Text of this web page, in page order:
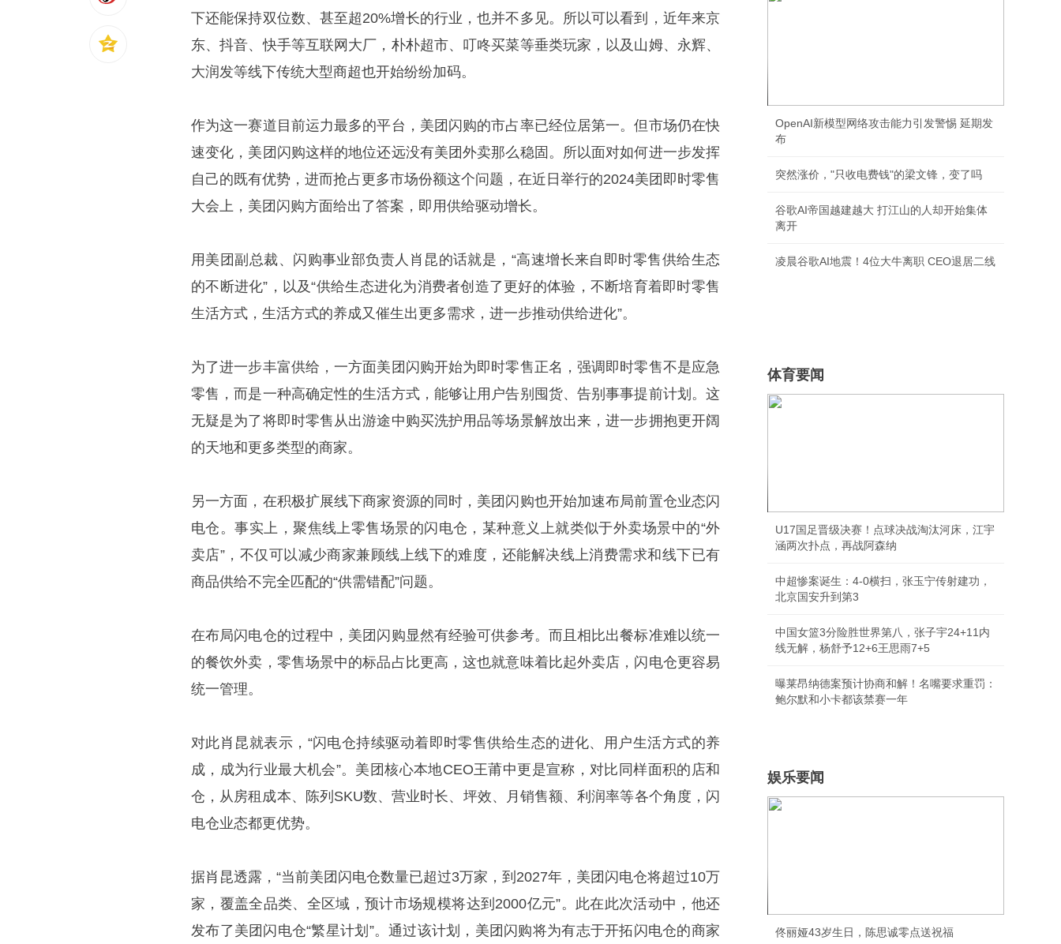
下还能保持双位数、甚至超20%增长的行业，也并不多见。所以可以看到，近年来京
东、抖音、快手等互联网大厂，朴朴超市、叮咚买菜等垂类玩家，以及山姆、永辉、
大润发等线下传统大型商超也开始纷纷加码。
作为这一赛道目前运力最多的平台，美团闪购的市占率已经位居第一。但市场仍在快
速变化，美团闪购这样的地位还远没有美团外卖那么稳固。所以面对如何进一步发挥
自己的既有优势，进而抢占更多市场份额这个问题，在近日举行的2024美团即时零售
大会上，美团闪购方面给出了答案，即用供给驱动增长。
用美团副总裁、闪购事业部负责人肖昆的话就是，“高速增长来自即时零售供给生态
的不断进化”，以及“供给生态进化为消费者创造了更好的体验，不断培育着即时零售
生活方式，生活方式的养成又催生出更多需求，进一步推动供给进化”。
为了进一步丰富供给，一方面美团闪购开始为即时零售正名，强调即时零售不是应急
零售，而是一种高确定性的生活方式，能够让用户告别囤货、告别事事提前计划。这
无疑是为了将即时零售从出游途中购买洗护用品等场景解放出来，进一步拥抱更开阔
的天地和更多类型的商家。
另一方面，在积极扩展线下商家资源的同时，美团闪购也开始加速布局前置仓业态闪
电仓。事实上，聚焦线上零售场景的闪电仓，某种意义上就类似于外卖场景中的“外
卖店”，不仅可以减少商家兼顾线上线下的难度，还能解决线上消费需求和线下已有
商品供给不完全匹配的“供需错配”问题。
在布局闪电仓的过程中，美团闪购显然有经验可供参考。而且相比出餐标准难以统一
的餐饮外卖，零售场景中的标品占比更高，这也就意味着比起外卖店，闪电仓更容易
统一管理。
对此肖昆就表示，“闪电仓持续驱动着即时零售供给生态的进化、用户生活方式的养
成，成为行业最大机会”。美团核心本地CEO王莆中更是宣称，对比同样面积的店和
仓，从房租成本、陈列SKU数、营业时长、坪效、月销售额、利润率等各个角度，闪
电仓业态都更优势。
据肖昆透露，“当前美团闪电仓数量已超过3万家，到2027年，美团闪电仓将超过10万
家，覆盖全品类、全区域，预计市场规模将达到2000亿元”。此在此次活动中，他还
发布了美团闪电仓“繁星计划”。通过该计划，美团闪购将为有志于开拓闪电仓的商家
OpenAI新模型网络攻击能力引发警惕 延期发
布
突然涨价，"只收电费钱"的梁文锋，变了吗
谷歌AI帝国越建越大 打江山的人却开始集体
离开
凌晨谷歌AI地震！4位大牛离职 CEO退居二线
体育要闻
U17国足晋级决赛！点球决战淘汰河床，江宇
涵两次扑点，再战阿森纳
中超惨案诞生：4-0横扫，张玉宁传射建功，
北京国安升到第3
中国女篮3分险胜世界第八，张子宇24+11内
线无解，杨舒予12+6王思雨7+5
曝莱昂纳德案预计协商和解！名嘴要求重罚：
鲍尔默和小卡都该禁赛一年
娱乐要闻
佟丽娅43岁生日，陈思诚零点送祝福